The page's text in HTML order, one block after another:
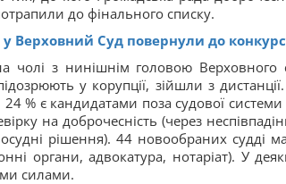
до фінального списку.
Верховний Суд повернули до
чолі з нинішнім головою Верховного
у корупції, зійшли з
% є кандидатами поза судової системи
на доброчесність (через
рішення). 44 новообраних судді
органи, адвокатура, нотаріат). У
силами.